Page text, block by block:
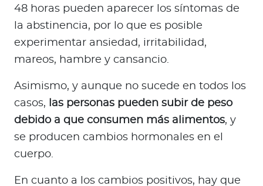
48 horas pueden aparecer los síntomas de
la abstinencia, por lo que es posible
experimentar ansiedad, irritabilidad,
mareos, hambre y cansancio.
Asimismo, y aunque no sucede en todos los
casos, las personas pueden subir de peso
debido a que consumen más alimentos, y
se producen cambios hormonales en el
cuerpo.
En cuanto a los cambios positivos, hay que